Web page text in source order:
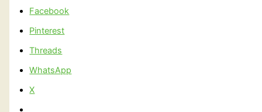
Facebook
Pinterest
Threads
WhatsApp
X